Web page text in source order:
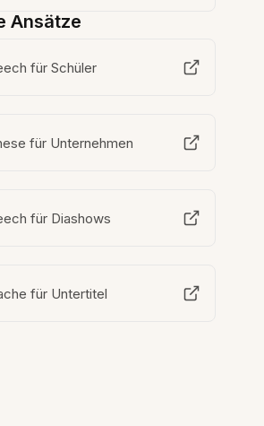
Ansätze
für Schüler
für Unternehmen
für Diashows
für Untertitel